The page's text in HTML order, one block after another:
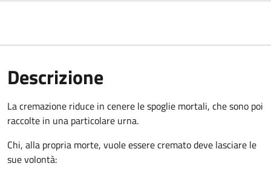
Descrizione
La cremazione riduce in cenere le spoglie mortali, che sono poi
raccolte in una particolare urna.
Chi, alla propria morte, vuole essere cremato deve lasciare le
sue volontà: